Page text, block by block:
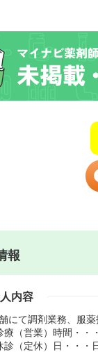
報
内容
にて調剤業務、服
療（営業）時間・・
診（定休）日・・・